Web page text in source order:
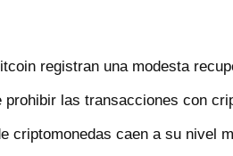
registran una modesta
prohibir las transacciones con
criptomonedas caen a su nivel